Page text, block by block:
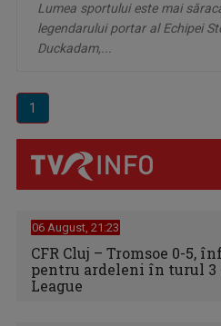
Lumea sportului este mai
legendarului portar al Echipei
Duckadam,...
1
06 August, 21:23
CFR Cluj – Tromsoe 0-5,
pentru ardeleni în turul 3
League